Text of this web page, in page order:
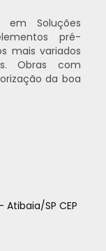
em Soluções
pré-
mais variados
Obras com
da boa
Atibaia/SP CEP